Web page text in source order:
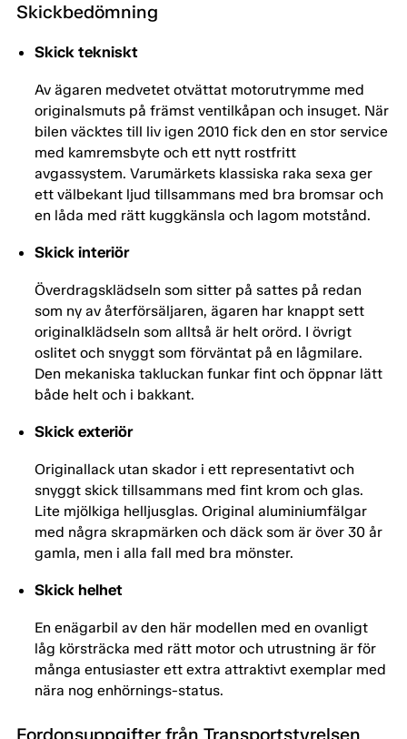
Skickbedömning
Skick tekniskt
Av ägaren medvetet otvättat motorutrymme med
originalsmuts på främst ventilkåpan och insuget. När
bilen väcktes till liv igen 2010 fick den en stor service
med kamremsbyte och ett nytt rostfritt
avgassystem. Varumärkets klassiska raka sexa ger
ett välbekant ljud tillsammans med bra bromsar och
en låda med rätt kuggkänsla och lagom motstånd.
Skick interiör
Överdragsklädseln som sitter på sattes på redan
som ny av återförsäljaren, ägaren har knappt sett
originalklädseln som alltså är helt orörd. I övrigt
oslitet och snyggt som förväntat på en lågmilare.
Den mekaniska takluckan funkar fint och öppnar lätt
både helt och i bakkant.
Skick exteriör
Originallack utan skador i ett representativt och
snyggt skick tillsammans med fint krom och glas.
Lite mjölkiga helljusglas. Original aluminiumfälgar
med några skrapmärken och däck som är över 30 år
gamla, men i alla fall med bra mönster.
Skick helhet
En enägarbil av den här modellen med en ovanligt
låg körsträcka med rätt motor och utrustning är för
många entusiaster ett extra attraktivt exemplar med
nära nog enhörnings-status.
Fordonsuppgifter från Transportstyrelsen